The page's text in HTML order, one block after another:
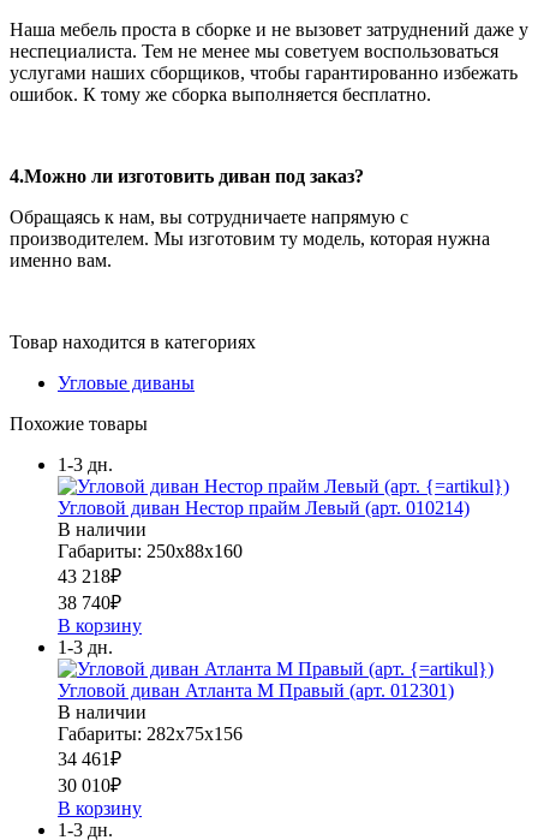
Наша мебель проста в сборке и не вызовет затруднений даже у
неспециалиста. Тем не менее мы советуем воспользоваться
услугами наших сборщиков, чтобы гарантированно избежать
ошибок. К тому же сборка выполняется бесплатно.
4.Можно ли изготовить диван под заказ?
Обращаясь к нам, вы сотрудничаете напрямую с
производителем. Мы изготовим ту модель, которая нужна
именно вам.
Товар находится в категориях
Угловые диваны
Похожие товары
1-3 дн.
Угловой диван Нестор прайм Левый (арт. 010214)
В наличии
Габариты: 250х88х160
43 218₽
38 740₽
В корзину
1-3 дн.
Угловой диван Атланта М Правый (арт. 012301)
В наличии
Габариты: 282х75х156
34 461₽
30 010₽
В корзину
1-3 дн.